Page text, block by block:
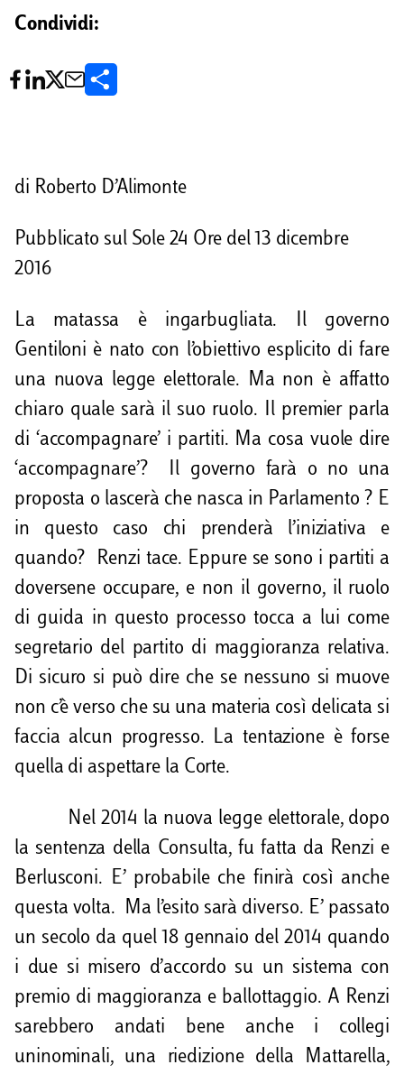
Condividi:
d
v
di Roberto D’Alimonte
Pubblicato sul Sole 24 Ore del 13 dicembre
2016
La matassa è ingarbugliata. Il governo
Gentiloni è nato con l’obiettivo esplicito di fare
una nuova legge elettorale. Ma non è affatto
chiaro quale sarà il suo ruolo. Il premier parla
di ‘accompagnare’ i partiti. Ma cosa vuole dire
‘accompagnare’? Il governo farà o no una
proposta o lascerà che nasca in Parlamento ? E
in questo caso chi prenderà l’iniziativa e
quando? Renzi tace. Eppure se sono i partiti a
doversene occupare, e non il governo, il ruolo
di guida in questo processo tocca a lui come
segretario del partito di maggioranza relativa.
Di sicuro si può dire che se nessuno si muove
non c’è verso che su una materia così delicata si
faccia alcun progresso. La tentazione è forse
quella di aspettare la Corte.
Nel 2014 la nuova legge elettorale, dopo
la sentenza della Consulta, fu fatta da Renzi e
Berlusconi. E’ probabile che finirà così anche
questa volta. Ma l’esito sarà diverso. E’ passato
un secolo da quel 18 gennaio del 2014 quando
i due si misero d’accordo su un sistema con
premio di maggioranza e ballottaggio. A Renzi
sarebbero andati bene anche i collegi
uninominali, una riedizione della Mattarella,